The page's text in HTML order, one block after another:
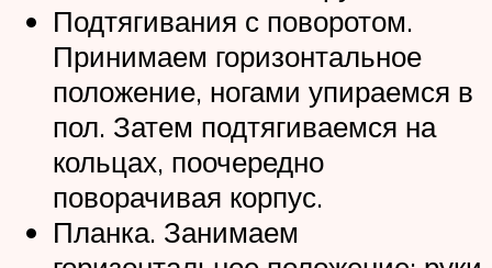
Подтягивания с поворотом.
Принимаем горизонтальное
положение, ногами упираемся в
пол. Затем подтягиваемся на
кольцах, поочередно
поворачивая корпус.
Планка. Занимаем